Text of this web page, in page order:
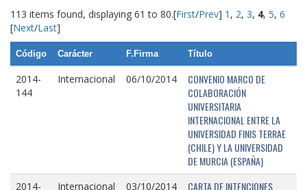
113 items found, displaying 61 to 80.[First/Prev] 1 , 2, 3, 4, 5, 6
[Next/Last]
Código Carácter F.Firma Título
2014-
144
Internacional 06/10/2014
CONVENIO MARCO DE
COLABORACIÓN
UNIVERSITARIA
INTERNACIONAL ENTRE LA
UNIVERSIDAD FINIS TERRAE
(CHILE) Y LA UNIVERSIDAD
DE MURCIA (ESPAÑA)
2014-
Internacional 03/10/2014
CARTA DE INTENCIONES